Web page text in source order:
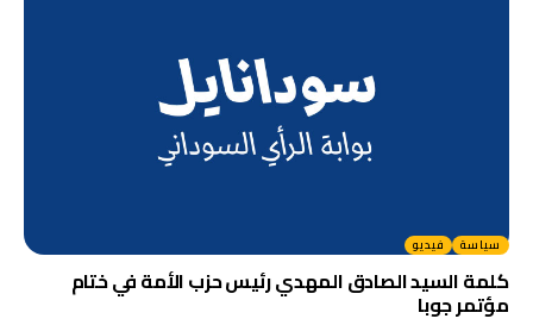
سياسة فيديو
كلمة السيد الصادق المهدي رئيس حزب الأمة في ختام
مؤتمر جوبا